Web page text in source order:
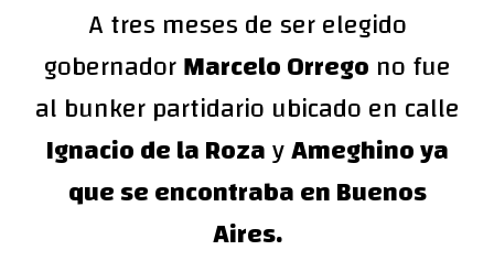
A tres meses de ser elegido
gobernadorMarcelo Orrego no fue
al bunker partidario ubicado en calle
Ignacio de la RozayAmeghino ya
que se encontraba en Buenos
Aires.